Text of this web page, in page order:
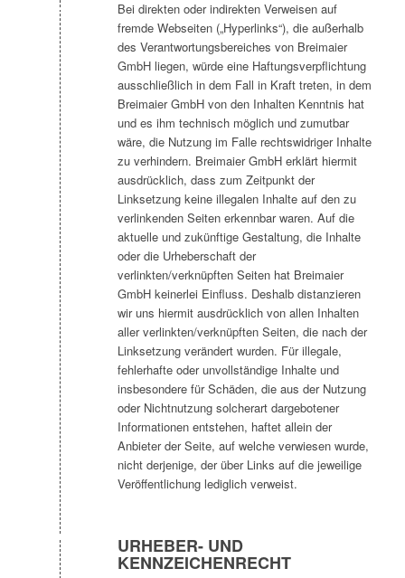
Bei direkten oder indirekten Verweisen auf
fremde Webseiten („Hyperlinks“), die außerhalb
des Verantwortungsbereiches von Breimaier
GmbH liegen, würde eine Haftungsverpflichtung
ausschließlich in dem Fall in Kraft treten, in dem
Breimaier GmbH von den Inhalten Kenntnis hat
und es ihm technisch möglich und zumutbar
wäre, die Nutzung im Falle rechtswidriger Inhalte
zu verhindern. Breimaier GmbH erklärt hiermit
ausdrücklich, dass zum Zeitpunkt der
Linksetzung keine illegalen Inhalte auf den zu
verlinkenden Seiten erkennbar waren. Auf die
aktuelle und zukünftige Gestaltung, die Inhalte
oder die Urheberschaft der
verlinkten/verknüpften Seiten hat Breimaier
GmbH keinerlei Einfluss. Deshalb distanzieren
wir uns hiermit ausdrücklich von allen Inhalten
aller verlinkten/verknüpften Seiten, die nach der
Linksetzung verändert wurden. Für illegale,
fehlerhafte oder unvollständige Inhalte und
insbesondere für Schäden, die aus der Nutzung
oder Nichtnutzung solcherart dargebotener
Informationen entstehen, haftet allein der
Anbieter der Seite, auf welche verwiesen wurde,
nicht derjenige, der über Links auf die jeweilige
Veröffentlichung lediglich verweist.
URHEBER- UND
KENNZEICHENRECHT